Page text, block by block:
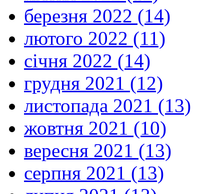
березня 2022 (14)
лютого 2022 (11)
січня 2022 (14)
грудня 2021 (12)
листопада 2021 (13)
жовтня 2021 (10)
вересня 2021 (13)
серпня 2021 (13)